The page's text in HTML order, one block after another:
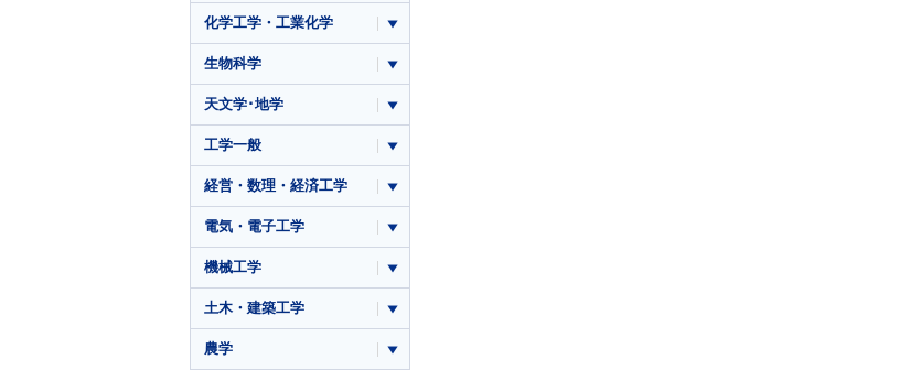
化学工学・工業化学
生物科学
天文学･地学
工学一般
経営・数理・経済工学
電気・電子工学
機械工学
土木・建築工学
農学